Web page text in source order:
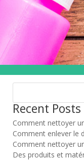
Recent Posts
Comment nettoyer
Comment enlever le
Comment nettoyer
Des produits et